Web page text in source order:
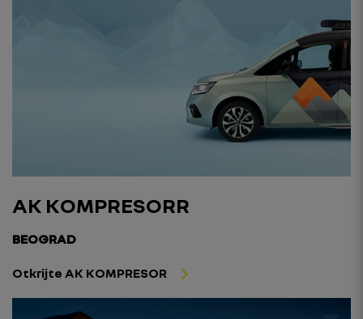
AK KOMPRESORR
BEOGRAD
Otkrijte AK KOMPRESOR